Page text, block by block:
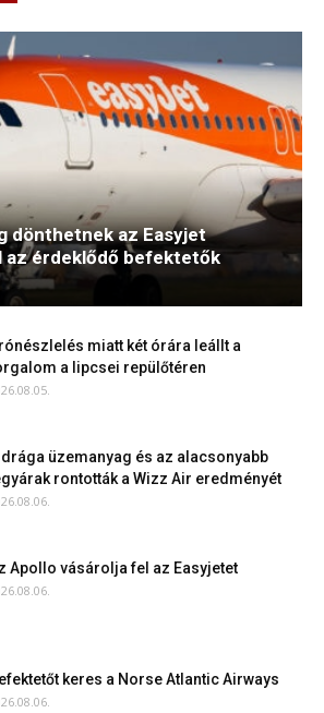
dönthetnek az Easyjet
az érdeklődő befektetők
miatt két órára leállt a
a lipcsei repülőtéren
drága üzemanyag és az alacsonyabb
rontották a Wizz Air eredményét
Apollo vásárolja fel az Easyjetet
keres a Norse Atlantic Airways